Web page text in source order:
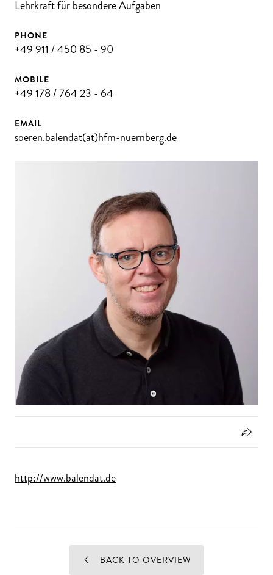
Lehrkraft für besondere Aufgaben
PHONE
+49 911 / 450 85 - 90
MOBILE
+49 178 / 764 23 - 64
EMAIL
soeren.balendat(at)hfm-nuernberg.de
http://www.balendat.de
BACK TO OVERVIEW